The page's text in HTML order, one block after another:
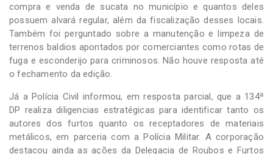
compra e venda de sucata no município e quantos deles
possuem alvará regular, além da fiscalização desses locais.
Também foi perguntado sobre a manutenção e limpeza de
terrenos baldios apontados por comerciantes como rotas de
fuga e esconderijo para criminosos. Não houve resposta até
o fechamento da edição.
Já a Polícia Civil informou, em resposta parcial, que a 134ª
DP realiza diligencias estratégicas para identificar tanto os
autores dos furtos quanto os receptadores de materiais
metálicos, em parceria com a Polícia Militar. A corporação
destacou ainda as ações da Delegacia de Roubos e Furtos